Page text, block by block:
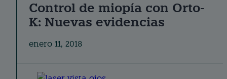
Control de miopía con Orto-
K: Nuevas evidencias
enero 11, 2018